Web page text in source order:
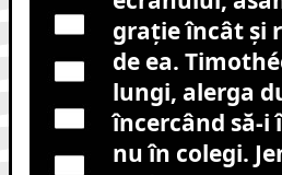
grație încât și
de ea.
lungi, alerga
încercând să-i
nu în colegi.